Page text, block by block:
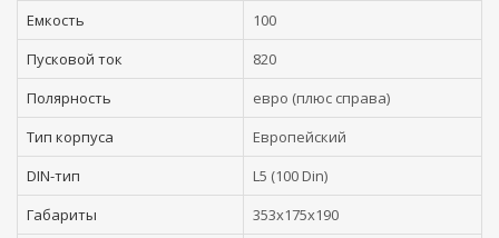
Емкость
100
Пусковой ток
820
Полярность
евро (плюс справа)
Тип корпуса
Европейский
DIN-тип
L5 (100 Din)
Габариты
353x175x190